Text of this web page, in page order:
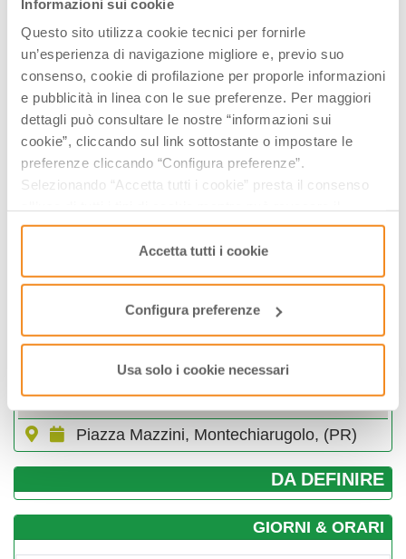
Informazioni sui cookie
Questo sito utilizza cookie tecnici per fornirle
un’esperienza di navigazione migliore e, previo suo
consenso, cookie di profilazione per proporle informazioni
e pubblicità in linea con le sue preferenze. Per maggiori
dettagli può consultare le nostre “informazioni sui
cookie”, cliccando sul link sottostante o impostare le
preferenze cliccando “Configura preferenze”.
Selezionando “Accetta tutti i cookie” presta il consenso
consenso cliccando su “Usa solo i cookie necessari” e
saranno attivati i soli cookie tecnici necessari al corretto
funzionamento del sito.
Accetta tutti i cookie
Configura preferenze
Usa solo i cookie necessari
Piazza Mazzini, Montechiarugolo, (PR)
DA DEFINIRE
GIORNI & ORARI